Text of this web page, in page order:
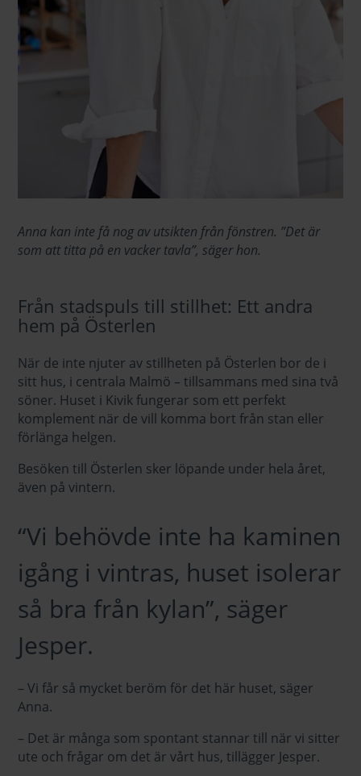
Anna kan inte få nog av utsikten från fönstren. ”Det är
som att titta på en vacker tavla”, säger hon.
Från stadspuls till stillhet: Ett andra
hem på Österlen
När de inte njuter av stillheten på Österlen bor de i
sitt hus, i centrala Malmö – tillsammans med sina två
söner. Huset i Kivik fungerar som ett perfekt
komplement när de vill komma bort från stan eller
förlänga helgen.
Besöken till Österlen sker löpande under hela året,
även på vintern.
“Vi behövde inte ha kaminen
igång i vintras, huset isolerar
så bra från kylan”, säger
Jesper.
– Vi får så mycket beröm för det här huset, säger
Anna.
– Det är många som spontant stannar till när vi sitter
ute och frågar om det är vårt hus, tillägger Jesper.